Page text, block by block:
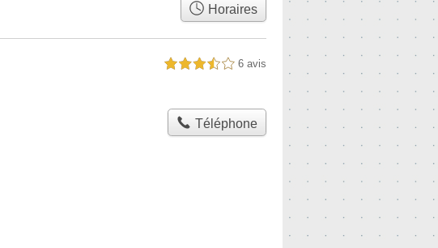
Horaires
3,5 étoiles sur 5 6 avis
Téléphone